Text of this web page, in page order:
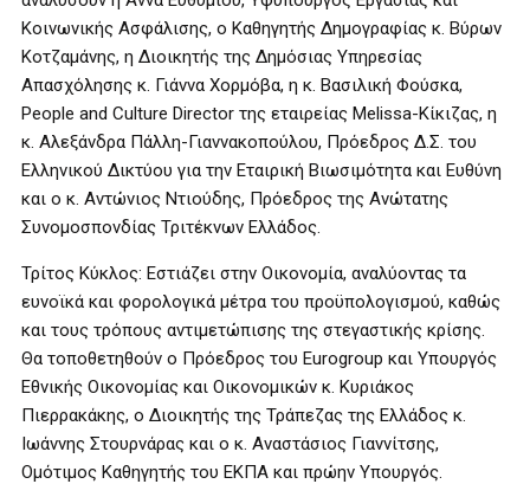
Κοινωνικής Ασφάλισης, ο Καθηγητής Δημογραφίας κ. Βύρων
Κοτζαμάνης, η Διοικητής της Δημόσιας Υπηρεσίας
Απασχόλησης κ. Γιάννα Χορμόβα, η κ. Βασιλική Φούσκα,
People and Culture Director της εταιρείας Melissa-Κίκιζας, η
κ. Αλεξάνδρα Πάλλη-Γιαννακοπούλου, Πρόεδρος Δ.Σ. του
Ελληνικού Δικτύου για την Εταιρική Βιωσιμότητα και Ευθύνη
και ο κ. Αντώνιος Ντιούδης, Πρόεδρος της Ανώτατης
Συνομοσπονδίας Τριτέκνων Ελλάδος.
Τρίτος Κύκλος: Εστιάζει στην Οικονομία, αναλύοντας τα
ευνοϊκά και φορολογικά μέτρα του προϋπολογισμού, καθώς
και τους τρόπους αντιμετώπισης της στεγαστικής κρίσης.
Θα τοποθετηθούν ο Πρόεδρος του Eurogroup και Υπουργός
Εθνικής Οικονομίας και Οικονομικών κ. Κυριάκος
Πιερρακάκης, ο Διοικητής της Τράπεζας της Ελλάδος κ.
Ιωάννης Στουρνάρας και ο κ. Αναστάσιος Γιαννίτσης,
Ομότιμος Καθηγητής του ΕΚΠΑ και πρώην Υπουργός.